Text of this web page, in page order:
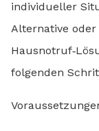
individueller
Alternative
folgenden